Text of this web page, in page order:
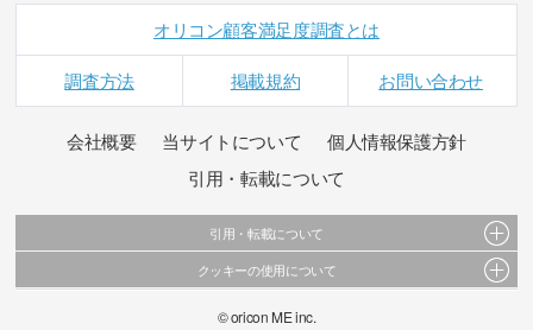
オリコン顧客満足度調査とは
調査方法 掲載規約 お問い合わせ
会社概要 当サイトについて
個人情報保護方針
引用・転載について
引用・転載について
当サイトで公開されている情報（文字、写真、イラスト、画像データ等）及びこれらの配
これらの情報を権利者の許可なく無断転載・複製などの二次利用を行うことは固く禁じてお
クッキーの使用について
このサイトでは Cookie を使用して、ユーザーに合わせたコンテンツや広告の表示、ソーシャ
© oricon ME inc.